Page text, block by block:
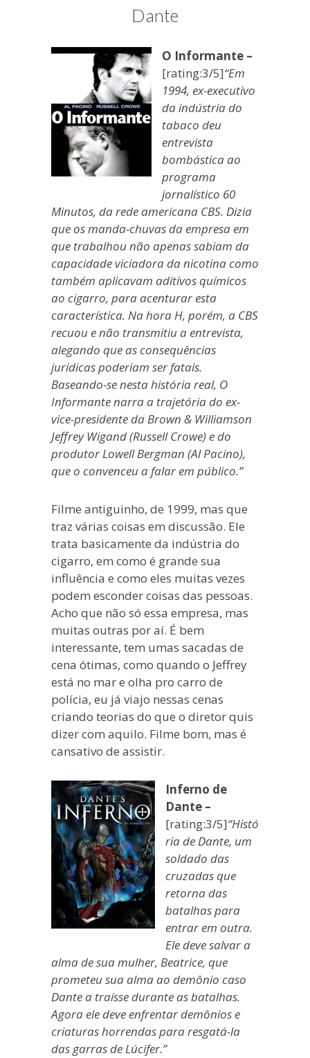
moda
Dante
O Informante –
[rating:3/5]“Em
1994, ex-executivo
da indústria do
tabaco deu
entrevista
bombástica ao
programa
jornalístico 60
Minutos, da rede americana CBS. Dizia
que os manda-chuvas da empresa em
que trabalhou não apenas sabiam da
capacidade viciadora da nicotina como
também aplicavam aditivos químicos
ao cigarro, para acenturar esta
característica. Na hora H, porém, a CBS
recuou e não transmitiu a entrevista,
alegando que as consequências
jurídicas poderiam ser fatais.
Baseando-se nesta história real, O
Informante narra a trajetória do ex-
vice-presidente da Brown & Williamson
Jeffrey Wigand (Russell Crowe) e do
produtor Lowell Bergman (Al Pacino),
que o convenceu a falar em público.”
Filme antiguinho, de 1999, mas que
traz várias coisas em discussão. Ele
trata basicamente da indústria do
cigarro, em como é grande sua
influência e como eles muitas vezes
podem esconder coisas das pessoas.
Acho que não só essa empresa, mas
muitas outras por aí. É bem
interessante, tem umas sacadas de
cena ótimas, como quando o Jeffrey
está no mar e olha pro carro de
polícia, eu já viajo nessas cenas
criando teorias do que o diretor quis
dizer com aquilo. Filme bom, mas é
cansativo de assistir.
Inferno de
Dante –
[rating:3/5]“Histó
ria de Dante, um
soldado das
cruzadas que
retorna das
batalhas para
entrar em outra.
Ele deve salvar a
alma de sua mulher, Beatrice, que
prometeu sua alma ao demônio caso
Dante a traísse durante as batalhas.
Agora ele deve enfrentar demônios e
criaturas horrendas para resgatá-la
das garras de Lúcifer.”